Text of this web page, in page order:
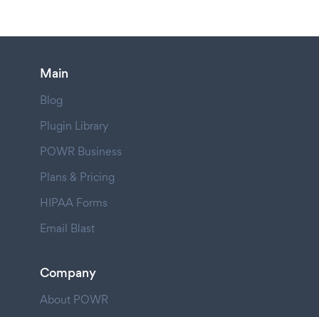
Main
Blog
Plugin Library
POWR Business
Plans & Pricing
HIPAA Forms
Email Blast
Company
About POWR